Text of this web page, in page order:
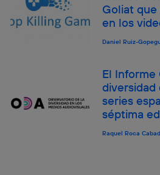
Goliat
en los
Daniel Ruiz-
El Informe
diversidad
series
séptima
Raquel Roca